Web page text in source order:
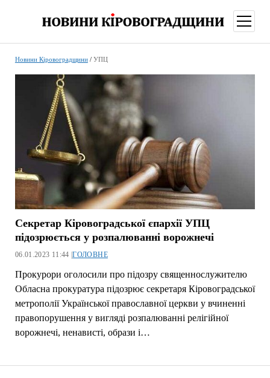
меню
Новини Кіровоградщини/ УПЦ
Секретар Кіровоградської єпархії УПЦ
підозрюється у розпалюванні ворожнечі
06.01.2023 11:44 |ГОЛОВНЕ
Прокурори оголосили про підозру священнослужителю
Обласна прокуратура підозрює секретаря Кiровоградської
метрополiї Української православної церкви у вчиненні
правопорушення у вигляді розпалюванні релігійної
ворожнечі, ненависті, образи і…